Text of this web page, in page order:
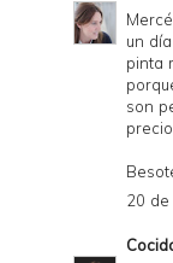
un
pinta
son
20